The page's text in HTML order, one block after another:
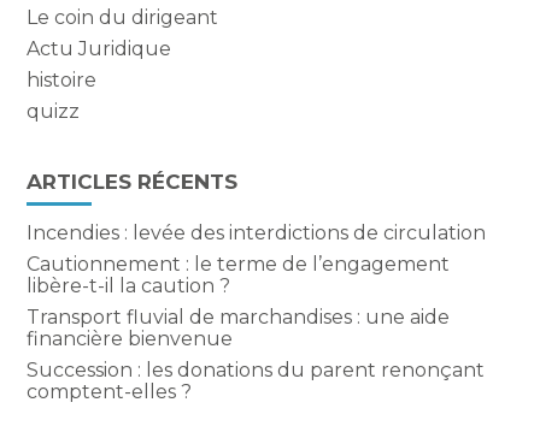
Le coin du dirigeant
Actu Juridique
histoire
quizz
ARTICLES RÉCENTS
Incendies : levée des interdictions de circulation
Cautionnement : le terme de l’engagement
libère-t-il la caution ?
Transport fluvial de marchandises : une aide
financière bienvenue
Succession : les donations du parent renonçant
comptent-elles ?